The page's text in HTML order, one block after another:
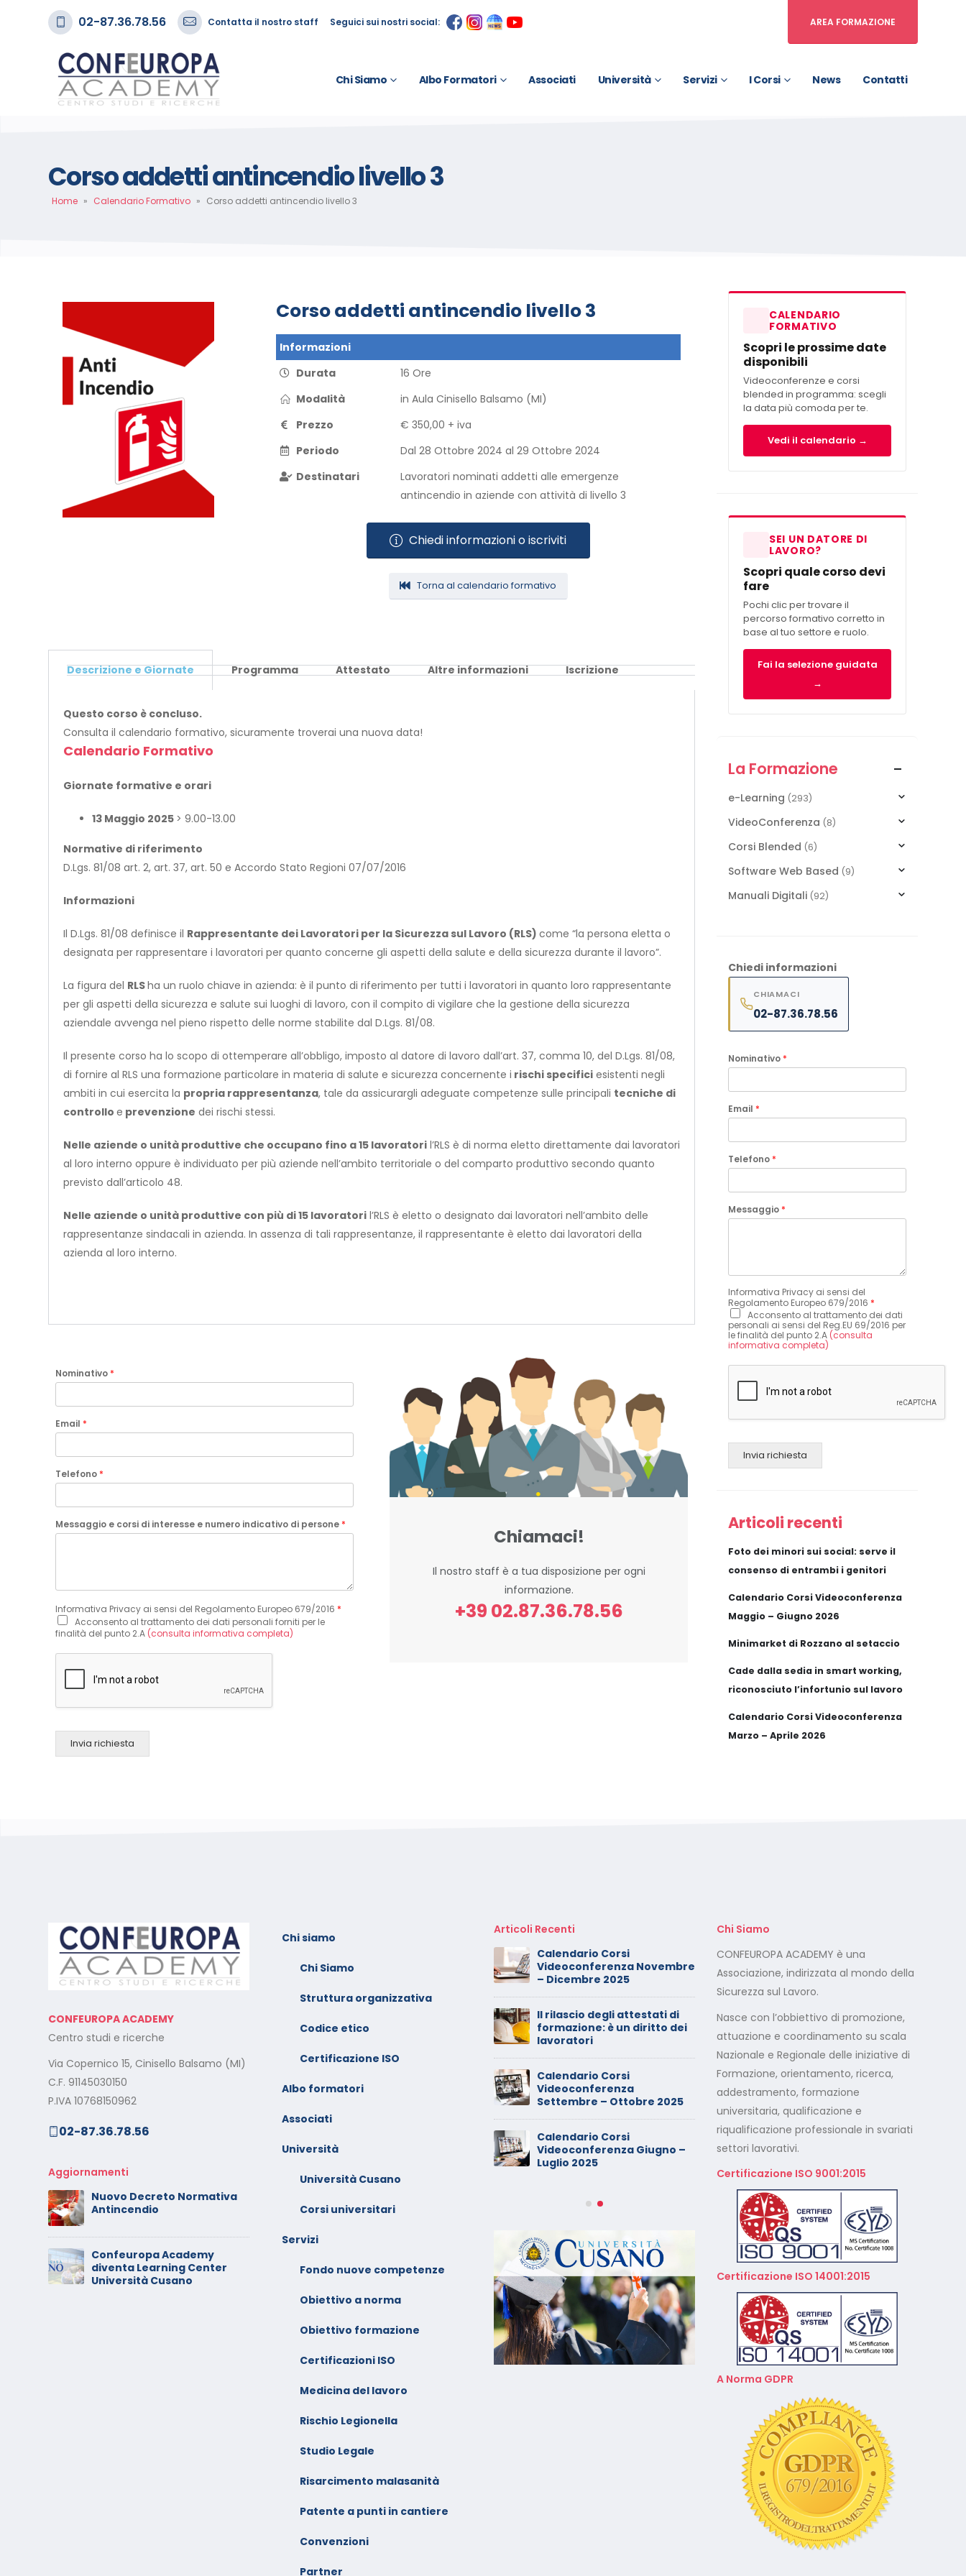
02-87.36.78.56 Contatta il nostro staff Seguici sui nostri social: AREA FORMAZIONE
Chi Siamo Albo Formatori Associati Università Servizi I Corsi News Contatti
Corso addetti antincendio livello 3
Home » Calendario Formativo » Corso addetti antincendio livello 3
Corso addetti antincendio livello 3
Informazioni
Durata
16 Ore
Modalità
in Aula​ Cinisello Balsamo (MI)​
Prezzo
€ 350,00 + iva
Periodo
Dal 28 Ottobre 2024 al 29 Ottobre 2024​
Destinatari
Lavoratori nominati addetti alle emergenze
antincendio in aziende con attività di livello 3
Chiedi informazioni o iscriviti
Torna al calendario formativo
Descrizione e Giornate Programma Attestato Altre informazioni Iscrizione
Questo corso è concluso.
Consulta il calendario formativo, sicuramente troverai una nuova data!
Calendario Formativo
Giornate formative e orari
13 Maggio 2025 > 9.00-13.00
Normative di riferimento
D.Lgs. 81/08 art. 2, art. 37, art. 50 e Accordo Stato Regioni 07/07/2016
Informazioni
Il D.Lgs. 81/08 definisce il Rappresentante dei Lavoratori per la Sicurezza sul Lavoro (RLS) come “la persona eletta o
designata per rappresentare i lavoratori per quanto concerne gli aspetti della salute e della sicurezza durante il lavoro”.
La figura del RLSha un ruolo chiave in azienda: è il punto di riferimento per tutti i lavoratori in quanto loro rappresentante
per gli aspetti della sicurezza e salute sui luoghi di lavoro, con il compito di vigilare che la gestione della sicurezza
aziendale avvenga nel pieno rispetto delle norme stabilite dal D.Lgs. 81/08.
Il presente corso ha lo scopo di ottemperare all’obbligo, imposto al datore di lavoro dall’art. 37, comma 10, del D.Lgs. 81/08,
di fornire al RLS una formazione particolare in materia di salute e sicurezza concernente i rischi specifici esistenti negli
ambiti in cui esercita la propria rappresentanza, tale da assicurargli adeguate competenze sulle principali tecniche di
controllo e prevenzione dei rischi stessi.
Nelle aziende o unità produttive che occupano fino a 15 lavoratori l’RLS è di norma eletto direttamente dai lavoratori
al loro interno oppure è individuato per più aziende nell’ambito territoriale o del comparto produttivo secondo quanto
previsto dall’articolo 48.
Nelle aziende o unità produttive con più di 15 lavoratori l’RLS è eletto o designato dai lavoratori nell’ambito delle
rappresentanze sindacali in azienda. In assenza di tali rappresentanze, il rappresentante è eletto dai lavoratori della
azienda al loro interno.
Nominativo *
Email *
Telefono *
Messaggio e corsi di interesse e numero indicativo di persone *
Informativa Privacy ai sensi del Regolamento Europeo 679/2016 *
Acconsento al trattamento dei dati personali forniti per le
finalità del punto 2.A (consulta informativa completa)
Invia richiesta
Chiamaci!
Il nostro staff è a tua disposizione per ogni
informazione.
+39 02.87.36.78.56
CALENDARIO
FORMATIVO
Scopri le prossime date
disponibili
Videoconferenze e corsi
blended in programma: scegli
la data più comoda per te.
Vedi il calendario →
SEI UN DATORE DI
LAVORO?
Scopri quale corso devi
fare
Pochi clic per trovare il
percorso formativo corretto in
base al tuo settore e ruolo.
Fai la selezione guidata
→
La Formazione
e-Learning (293)
VideoConferenza (8)
Corsi Blended (6)
Software Web Based (9)
Manuali Digitali (92)
Chiedi informazioni
CHIAMACI
02-87.36.78.56
Nominativo *
Email *
Telefono *
Messaggio *
Informativa Privacy ai sensi del
Regolamento Europeo 679/2016 *
Acconsento al trattamento dei dati
personali ai sensi del Reg.EU 69/2016 per
le finalità del punto 2.A (consulta
informativa completa)
Invia richiesta
Articoli recenti
Foto dei minori sui social: serve il
consenso di entrambi i genitori
Calendario Corsi Videoconferenza
Maggio – Giugno 2026
Minimarket di Rozzano al setaccio
Cade dalla sedia in smart working,
riconosciuto l’infortunio sul lavoro
Calendario Corsi Videoconferenza
Marzo – Aprile 2026
CONFEUROPA ACADEMY
Centro studi e ricerche
Via Copernico 15, Cinisello Balsamo (MI)
C.F. 91145030150
P.IVA 10768150962
02-87.36.78.56
Aggiornamenti
Nuovo Decreto Normativa
Antincendio
Confeuropa Academy
diventa Learning Center
Università Cusano
Chi siamo
Chi Siamo
Struttura organizzativa
Codice etico
Certificazione ISO
Albo formatori
Associati
Università
Università Cusano
Corsi universitari
Servizi
Fondo nuove competenze
Obiettivo a norma
Obiettivo formazione
Certificazioni ISO
Medicina del lavoro
Rischio Legionella
Studio Legale
Risarcimento malasanità
Patente a punti in cantiere
Convenzioni
Partner
Articoli Recenti
Calendario Corsi
Videoconferenza Novembre
– Dicembre 2025
Il rilascio degli attestati di
formazione: è un diritto dei
lavoratori
Calendario Corsi
Videoconferenza
Settembre – Ottobre 2025
Calendario Corsi
serve il consenso di
Videoconferenza Maggio –
setaccio
working, riconosciuto
Videoconferenza Marzo –
Videoconferenza Gennaio –
Calendario Corsi
Videoconferenza Novembre
– Dicembre 2025
Il rilascio degli attestati di
formazione: è un diritto dei
lavoratori
Calendario Corsi
Videoconferenza
Settembre – Ottobre 2025
Calendario Corsi
Videoconferenza Giugno –
Luglio 2025
Foto dei minori sui social:
serve il consenso di
entrambi i genitori
Calendario Corsi
Videoconferenza Maggio –
Giugno 2026
Minimarket di Rozzano al
setaccio
Cade dalla sedia in smart
working, riconosciuto
Calendario Corsi
Videoconferenza Marzo –
Aprile 2026
Calendario Corsi
Videoconferenza Gennaio –
Febbraio 2026
Chi Siamo
CONFEUROPA ACADEMY è una
Associazione, indirizzata al mondo della
Sicurezza sul Lavoro.
Nasce con l’obbiettivo di promozione,
attuazione e coordinamento su scala
Nazionale e Regionale delle iniziative di
Formazione, orientamento, ricerca,
addestramento, formazione
universitaria, qualificazione e
riqualificazione professionale in svariati
settori lavorativi.
Certificazione ISO 9001:2015
Certificazione ISO 14001:2015
A Norma GDPR